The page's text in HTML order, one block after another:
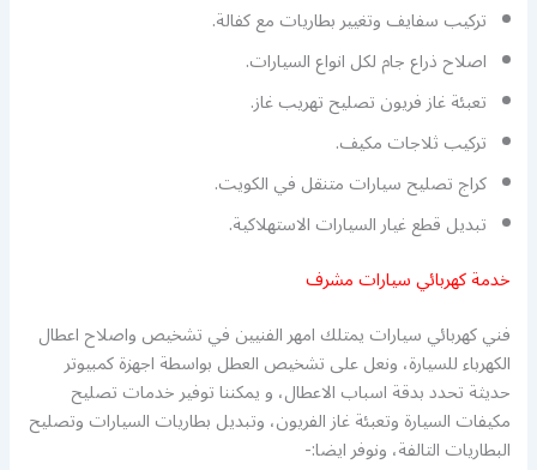
تركيب سفايف وتغيير بطاريات مع كفالة.
اصلاح ذراع جام لكل انواع السيارات.
تعبئة غاز فريون تصليح تهريب غاز.
تركيب ثلاجات مكيف.
كراج تصليح سيارات متنقل في الكويت.
تبديل قطع غيار السيارات الاستهلاكية.
خدمة كهربائي سيارات مشرف
فني كهربائي سيارات يمتلك امهر الفنيين في تشخيص واصلاح اعطال
الكهرباء للسيارة، ونعل على تشخيص العطل بواسطة اجهزة كمبيوتر
حديثة تحدد بدقة اسباب الاعطال، و يمكننا توفير خدمات تصليح
مكيفات السيارة وتعبئة غاز الفريون، وتبديل بطاريات السيارات وتصليح
البطاريات التالفة، ونوفر ايضا:-